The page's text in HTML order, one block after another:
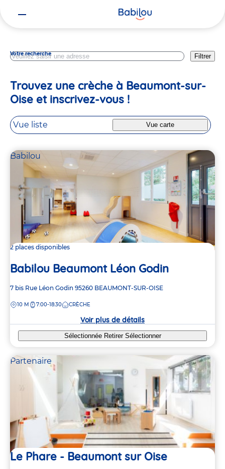
Votre recherche Filtrer
Trouvez une crèche à Beaumont-sur-
Oise et inscrivez-vous !
Vue liste Vue carte
Babilou
2 places disponibles
Babilou Beaumont Léon Godin
Adresse
la
7 bis Rue Léon Godin 95260 BEAUMONT-SUR-OISE
DISTANCE
10 M 7:00-18:30 CRÈCHE
Voir plus de détails
Sélectionnée Retirer Sélectionner
Partenaire
Le Phare - Beaumont sur Oise